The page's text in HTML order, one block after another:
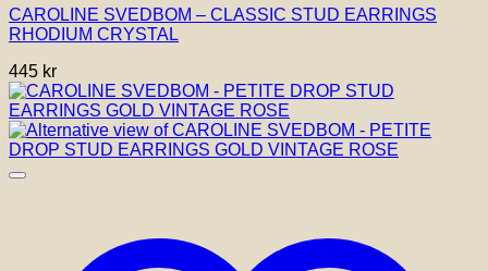
CAROLINE SVEDBOM – CLASSIC STUD EARRINGS
RHODIUM CRYSTAL
445 kr